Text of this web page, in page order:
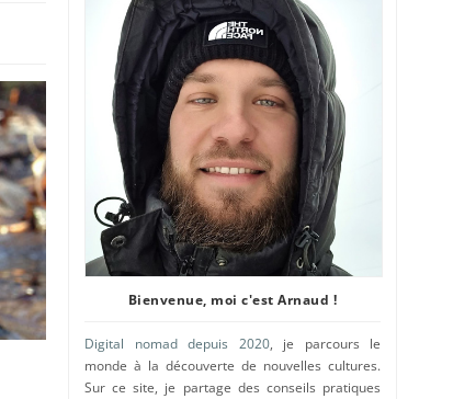
Bienvenue, moi c'est Arnaud !
Digital nomad depuis 2020, je parcours le
monde à la découverte de nouvelles cultures.
Sur ce site, je partage des conseils pratiques